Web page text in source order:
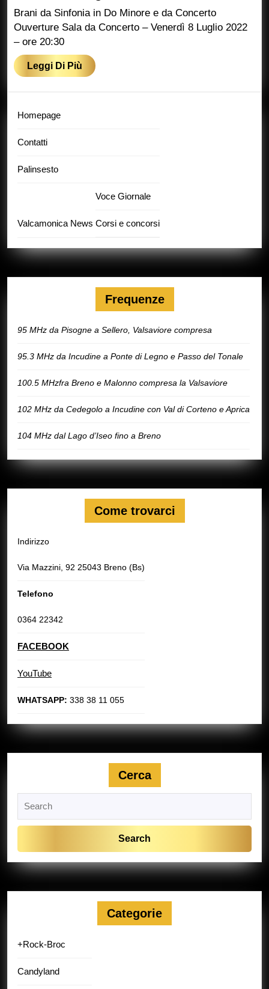
Grieg
Brani da Sinfonia in Do Minore e da Concerto
Ouverture Sala da Concerto – Venerdì 8 Luglio 2022
– ore 20:30
Leggi Di Più Leggi
Di
Homepage
Contatti
Palinsesto
Valcamonica News
Voce Giornale
Corsi e concorsi
Frequenze
95 MHz da Pisogne a Sellero, Valsaviore compresa
95.3 MHz da Incudine a Ponte di Legno e Passo del Tonale
100.5 MHzfra Breno e Malonno compresa la Valsaviore
102 MHz da Cedegolo a Incudine con Val di Corteno e Aprica
104 MHz dal Lago d’Iseo fino a Breno
Come trovarci
Indirizzo
Via Mazzini, 92 25043 Breno (Bs)
Telefono
0364 22342
FACEBOOK
YouTube
WHATSAPP: 338 38 11 055
Cerca
for:
Categorie
+Rock-Broc
Candyland